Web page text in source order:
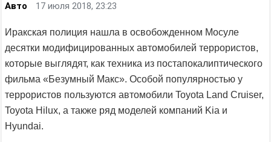
Авто 17 июля 2018, 23:23
Иракская полиция нашла в освобожденном Мосуле
десятки модифицированных автомобилей террористов,
которые выглядят, как техника из постапокалиптического
фильма «Безумный Макс». Особой популярностью у
террористов пользуются автомобили Toyota Land Cruiser,
Toyota Hilux, а также ряд моделей компаний Kia и
Hyundai.